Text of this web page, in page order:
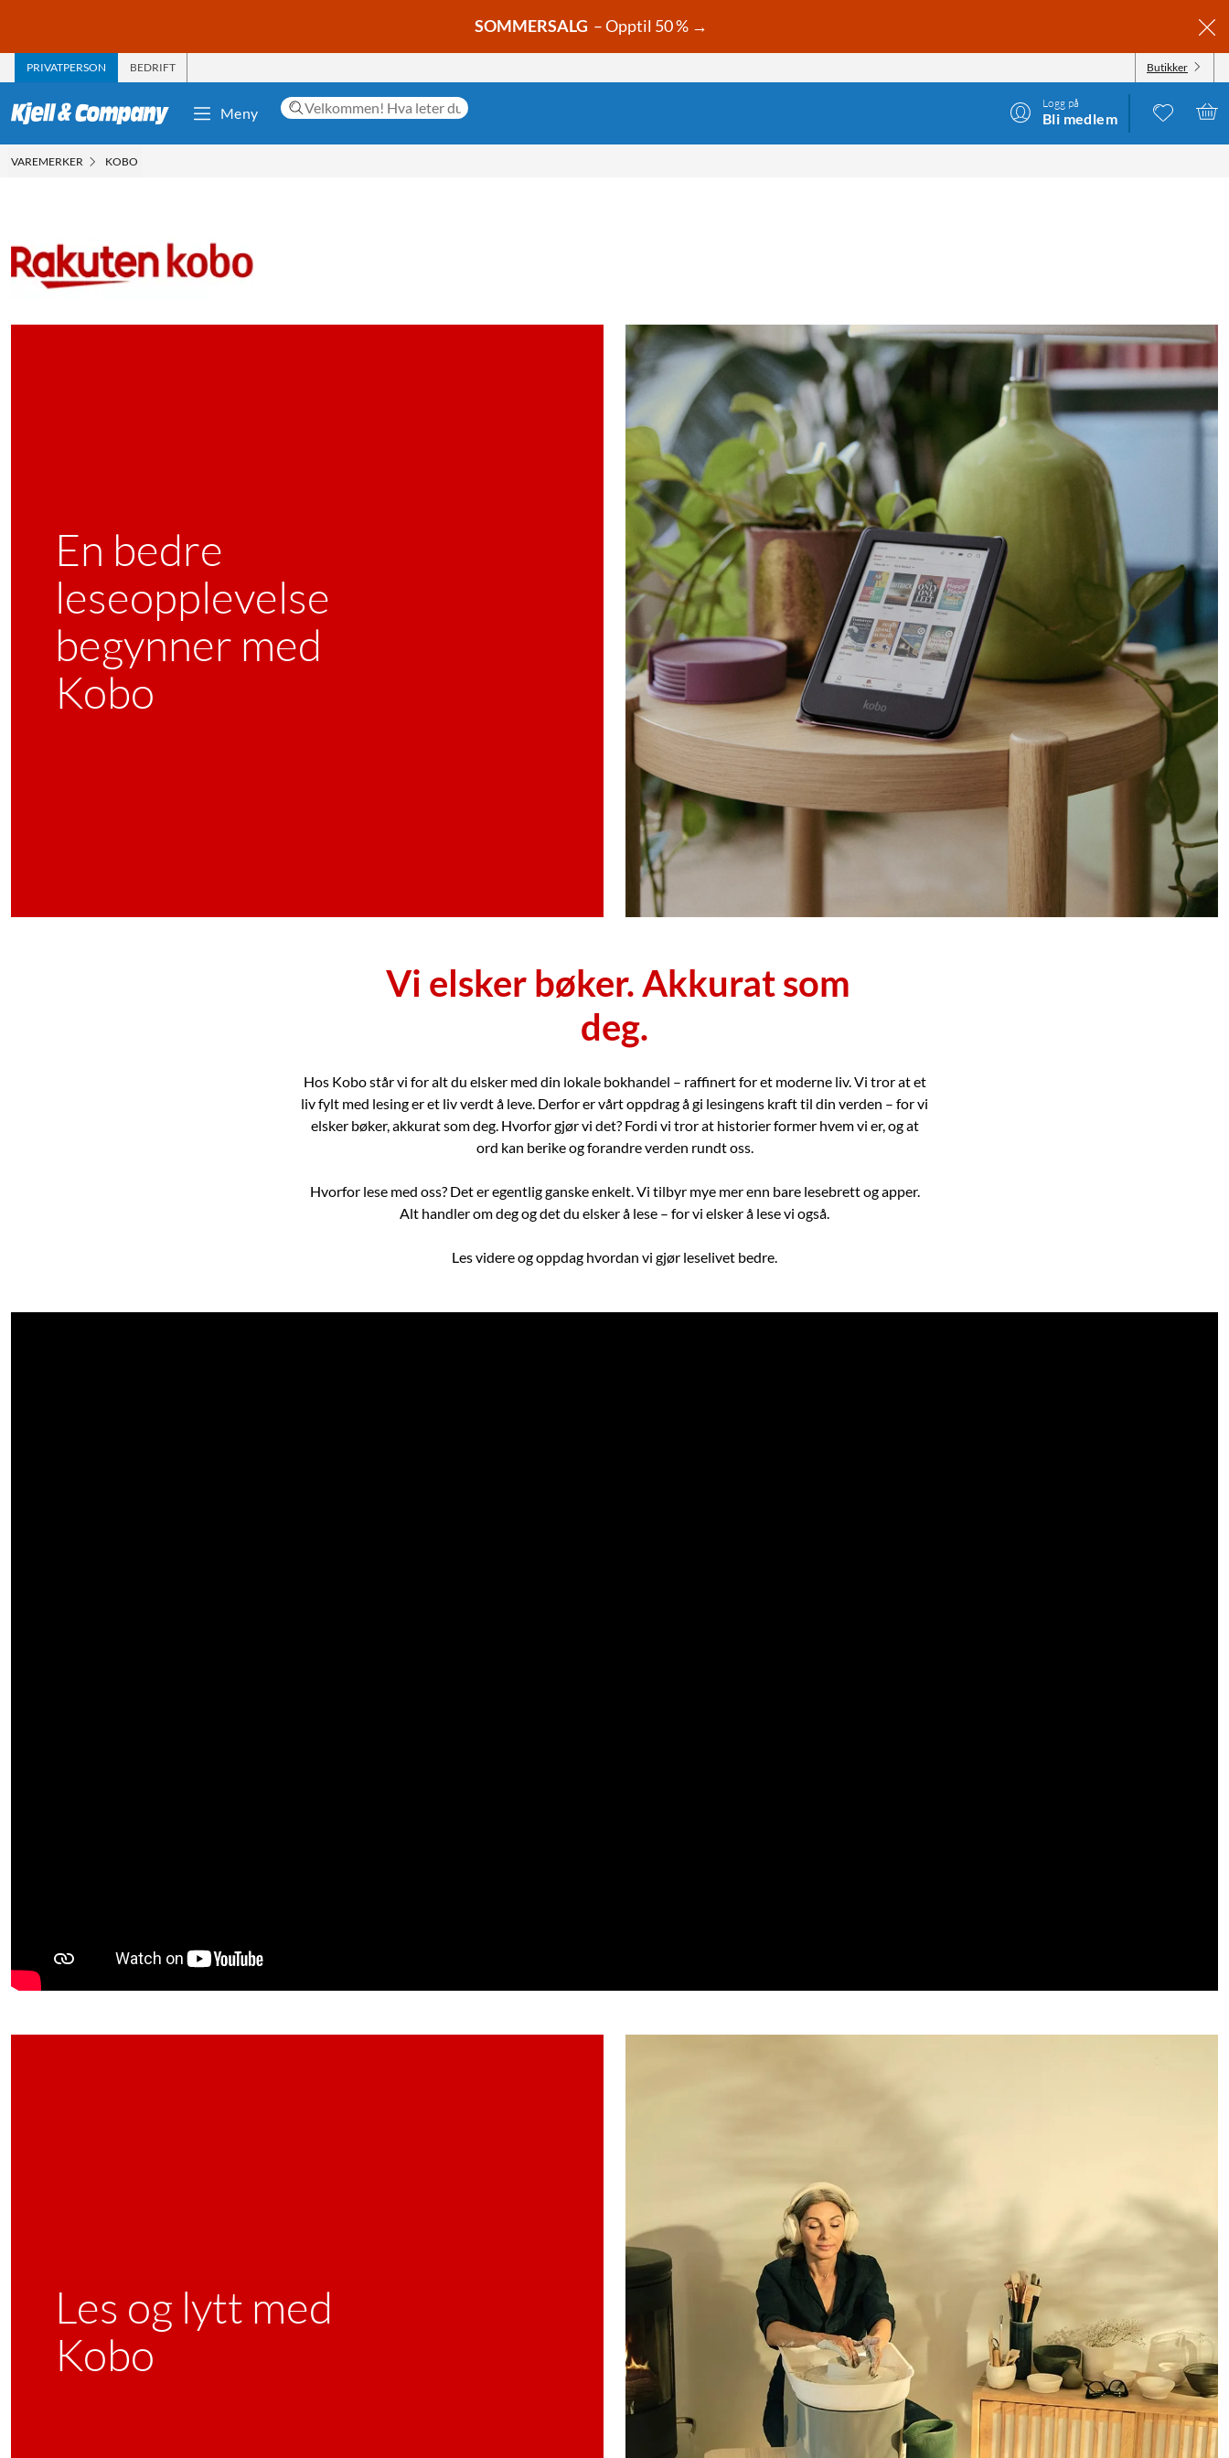
SOMMERSALG – Opptil 50 % →
PRIVATPERSON BEDRIFT Butikker
Meny
Logg på
Bli medlem
VAREMERKER KOBO
En bedre
leseopplevelse
begynner med
Kobo
Vi elsker bøker. Akkurat som
deg.
Hos Kobo står vi for alt du elsker med din lokale bokhandel – raffinert for et moderne liv. Vi tror at et
liv fylt med lesing er et liv verdt å leve. Derfor er vårt oppdrag å gi lesingens kraft til din verden – for vi
elsker bøker, akkurat som deg. Hvorfor gjør vi det? Fordi vi tror at historier former hvem vi er, og at
ord kan berike og forandre verden rundt oss.
Hvorfor lese med oss? Det er egentlig ganske enkelt. Vi tilbyr mye mer enn bare lesebrett og apper.
Alt handler om deg og det du elsker å lese – for vi elsker å lese vi også.
Les videre og oppdag hvordan vi gjør leselivet bedre.
Les og lytt med
Kobo